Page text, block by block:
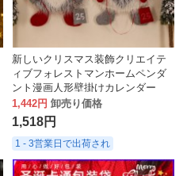
新しいクリスマス装飾クリエイテ
ィブフォレストマンホームペンダ
ント漫画人形壁掛けカレンダー
1,442円 卸売り価格
1,518円
1 - 3営業日で出荷され